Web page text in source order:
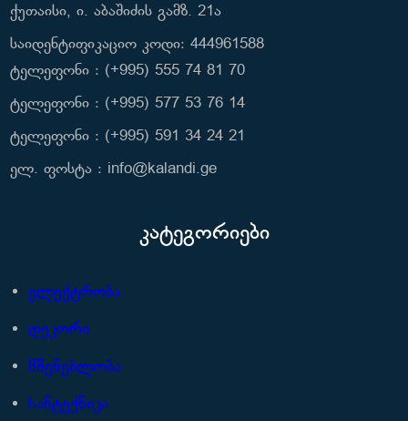
ქუთაისი, ი. აბაშიძის გამზ. 21ა
საიდენტიფიკაციო კოდი: 444961588
ტელეფონი : (+995) 555 74 81 70
ტელეფონი : (+995) 577 53 76 14
ტელეფონი : (+995) 591 34 24 21
ელ. ფოსტა : info@kalandi.ge
კატეგორიები
ელექტრობა
დეკორი
მშენებლობა
სანტექნიკა